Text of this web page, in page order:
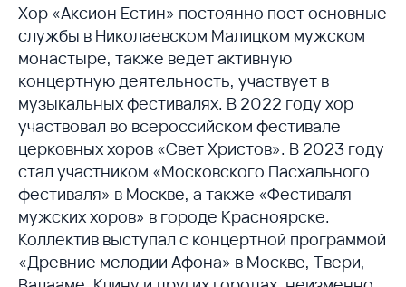
Хор «Аксион Естин» постоянно поет основные
службы в Николаевском Малицком мужском
монастыре, также ведет активную
концертную деятельность, участвует в
музыкальных фестивалях. В 2022 году хор
участвовал во всероссийском фестивале
церковных хоров «Свет Христов». В 2023 году
стал участником «Московского Пасхального
фестиваля» в Москве, а также «Фестиваля
мужских хоров» в городе Красноярске.
Коллектив выступал с концертной программой
«Древние мелодии Афона» в Москве, Твери,